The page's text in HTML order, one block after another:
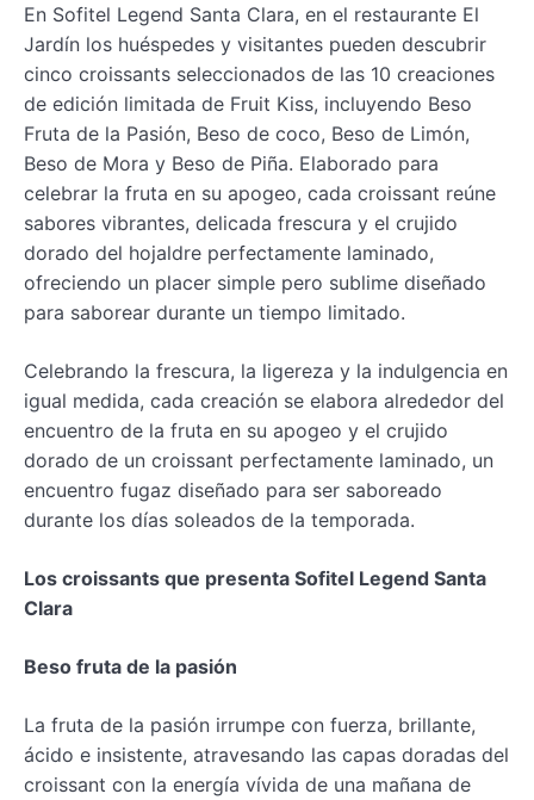
En Sofitel Legend Santa Clara, en el restaurante El
Jardín los huéspedes y visitantes pueden descubrir
cinco croissants seleccionados de las 10 creaciones
de edición limitada de Fruit Kiss, incluyendo Beso
Fruta de la Pasión, Beso de coco, Beso de Limón,
Beso de Mora y Beso de Piña. Elaborado para
celebrar la fruta en su apogeo, cada croissant reúne
sabores vibrantes, delicada frescura y el crujido
dorado del hojaldre perfectamente laminado,
ofreciendo un placer simple pero sublime diseñado
para saborear durante un tiempo limitado.
Celebrando la frescura, la ligereza y la indulgencia en
igual medida, cada creación se elabora alrededor del
encuentro de la fruta en su apogeo y el crujido
dorado de un croissant perfectamente laminado, un
encuentro fugaz diseñado para ser saboreado
durante los días soleados de la temporada.
Los croissants que presenta Sofitel Legend Santa
Clara
Beso fruta de la pasión
La fruta de la pasión irrumpe con fuerza, brillante,
ácido e insistente, atravesando las capas doradas del
croissant con la energía vívida de una mañana de